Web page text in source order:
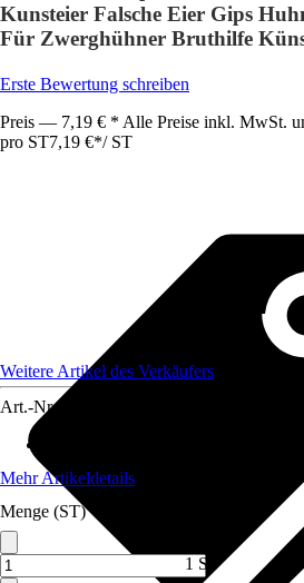
Kunsteier Falsche Eier Gips
Für Zwerghühner Bruthilfe
Erste Bewertung schreiben
Preis — 7,19 € * Alle Preise inkl. MwSt.
pro ST7,19 €*/ ST
Weitere Artikel des Verkäufers
Art.-Nr.
Mehr Artikeldetails
Menge (ST)
1 ST